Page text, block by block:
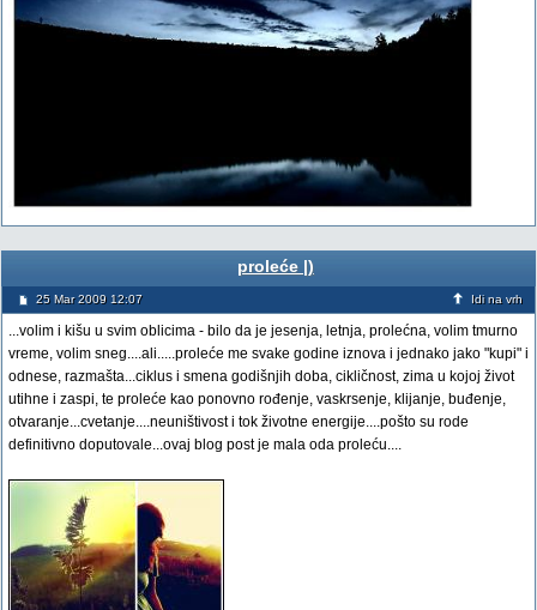
proleće |)
25 Mar 2009 12:07 Idi na vrh
...volim i kišu u svim oblicima - bilo da je jesenja, letnja, prolećna, volim tmurno
vreme, volim sneg....ali.....proleće me svake godine iznova i jednako jako "kupi" i
odnese, razmašta...ciklus i smena godišnjih doba, cikličnost, zima u kojoj život
utihne i zaspi, te proleće kao ponovno rođenje, vaskrsenje, klijanje, buđenje,
otvaranje...cvetanje....neuništivost i tok životne energije....pošto su rode
definitivno doputovale...ovaj blog post je mala oda proleću....